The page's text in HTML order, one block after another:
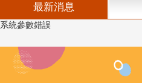
最新消息
系統參數錯誤